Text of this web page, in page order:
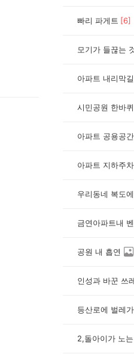
빠리 파게트 [6]
모기가 들끊는
아파트 내리막
시민공원 한바
아파트 공용공
아파트 지하주
금연아파트내
공원 내 흡연
인성과 바꾼 쓰
등산로에 벌레
2,돌아이가 노